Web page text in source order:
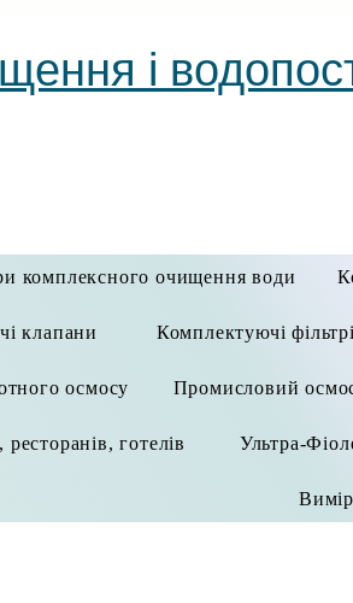
і
комплексного очищення води
клапани Комплектуючі
осмосу Промисловий
готелів Ультра-